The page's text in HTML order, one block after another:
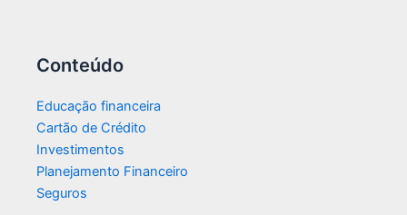
Conteúdo
Educação financeira
Cartão de Crédito
Investimentos
Planejamento Financeiro
Seguros